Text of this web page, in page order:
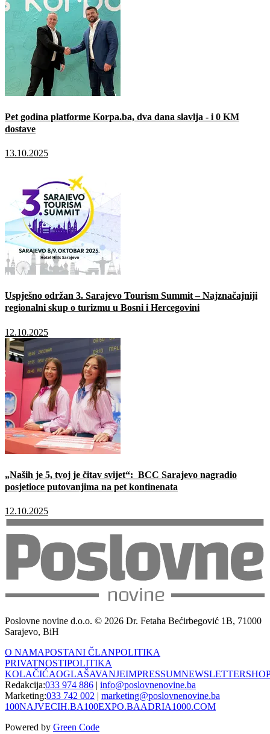
Pet godina platforme Korpa.ba, dva dana slavlja - i 0 KM
dostave
13.10.2025
Uspješno održan 3. Sarajevo Tourism Summit – Najznačajniji
regionalni skup o turizmu u Bosni i Hercegovini
12.10.2025
„Naših je 5, tvoj je čitav svijet“: BCC Sarajevo nagradio
posjetioce putovanjima na pet kontinenata
12.10.2025
Poslovne novine d.o.o. © 2026 Dr. Fetaha Bećirbegović 1B, 71000
Sarajevo, BiH
O NAMAPOSTANI ČLANPOLITIKA
PRIVATNOSTIPOLITIKA
KOLAČIĆAOGLAŠAVANJEIMPRESSUMNEWSLETTER
Redakcija:033 974 886 | info@poslovnenovine.ba
Marketing:033 742 002 | marketing@poslovnenovine.ba
100NAJVECIH.BA100EXPO.BAADRIA1000.COM
Powered by Green Code